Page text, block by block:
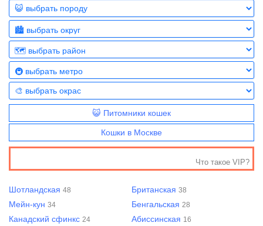
😺 Питомники кошек
Кошки в Москве
Что такое VIP?
Шотландская 48 Британская 38
Мейн-кун 34 Бенгальская 28
Канадский сфинкс 24 Абиссинская 16